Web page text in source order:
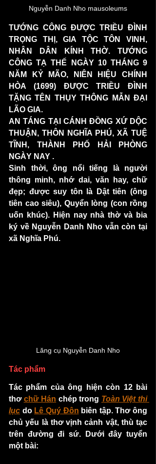
Nguyễn Danh Nho mausoleums
TƯỚNG CÔNG ĐƯỢC TRIỀU ĐÌNH
TRỌNG THỊ, GIA TỘC TÔN VINH,
NHÂN DÂN KÍNH THỜ. TƯỚNG
CÔNG TẠ THẾ NGÀY 10 THÁNG 9
NĂM KỶ MÃO, NIÊN HIỆU CHÍNH
HÒA (1699) ĐƯỢC TRIỀU ĐÌNH
TẶNG TÊN THỤY THÔNG MẪN ĐẠI
LÃO GIA.
AN TÁNG TẠI CÁNH ĐỒNG XỨ DỘC
THUẬN, THÔN NGHĨA PHÚ, XÃ TUỆ
TĨNH, THÀNH PHỐ HẢI PHÒNG
NGÀY NAY .
Sinh thời, ông nổi tiếng là người
thông minh, nhớ dai, văn hay, chữ
đẹp; được suy tôn là Dật tiên (ông
tiên cao siêu), Quyển lòng (con rồng
uốn khúc). Hiện nay nhà thờ và bia
ký về Nguyễn Danh Nho vẫn còn tại
xã Nghĩa Phú.
Lăng cụ Nguyễn Danh Nho
Tác phẩm
Tác phẩm của ông hiện còn 12 bài
thơ chữ Hán chép trong Toàn Việt thi
lục do Lê Quý Đôn biên tập. Thơ ông
chủ yếu là thơ vịnh cảnh vật, thù tạc
trên đường đi sứ. Dưới đây tuyển
một bài: